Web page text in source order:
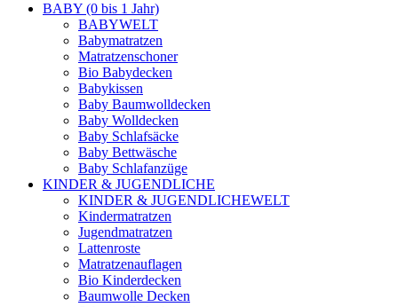
BABY (0 bis 1 Jahr)
BABYWELT
Babymatratzen
Matratzenschoner
Bio Babydecken
Babykissen
Baby Baumwolldecken
Baby Wolldecken
Baby Schlafsäcke
Baby Bettwäsche
Baby Schlafanzüge
KINDER & JUGENDLICHE
KINDER & JUGENDLICHEWELT
Kindermatratzen
Jugendmatratzen
Lattenroste
Matratzenauflagen
Bio Kinderdecken
Baumwolle Decken